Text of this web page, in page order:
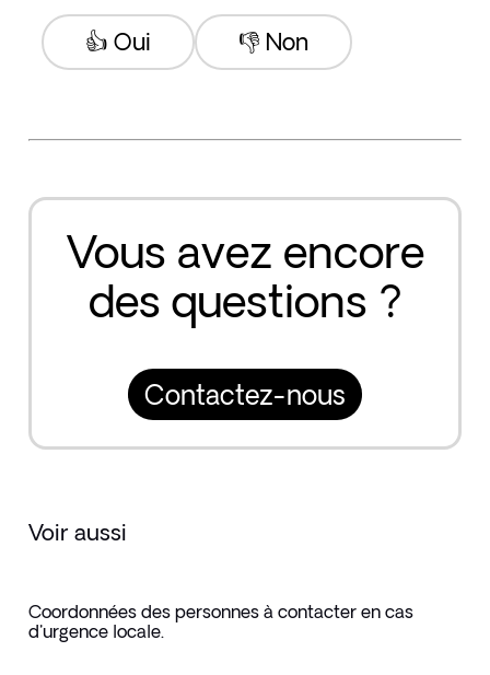
👎 Non
👍 Oui
Vous avez encore
des questions ?
Contactez-nous
Voir aussi
Coordonnées des personnes à contacter en cas
d'urgence locale.